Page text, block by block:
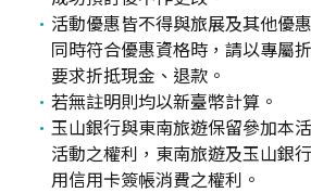
活動優惠皆不得與旅展及其他優
同時符合優惠資格時，請以專屬
要求折抵現金、退款。
若無註明則均以新臺幣計算。
玉山銀行與東南旅遊保留參加本
活動之權利，東南旅遊及玉山銀
用信用卡簽帳消費之權利。